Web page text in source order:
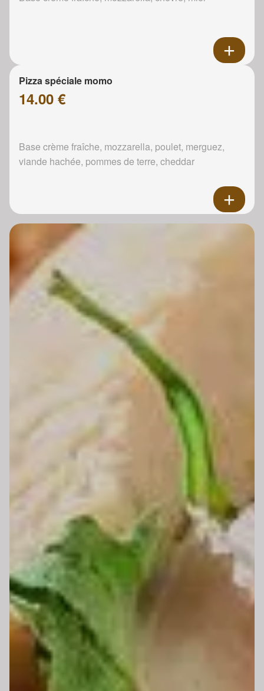
Pizza spéciale momo
14.00 €
Base crème fraîche, mozzarella, poulet, merguez,
viande hachée, pommes de terre, cheddar